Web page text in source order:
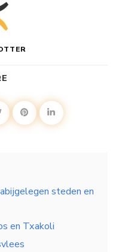
steden en
en Txakoli